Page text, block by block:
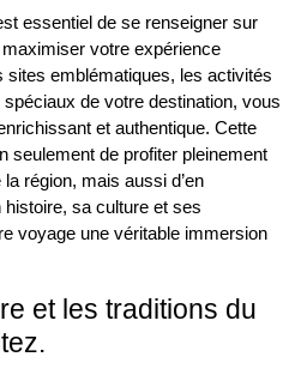
essentiel de se renseigner sur
votre expérience
sites emblématiques, les activités
de votre destination, vous
et authentique. Cette
seulement de profiter pleinement
région, mais aussi d’en
sa culture et ses
voyage une véritable immersion
et les traditions du